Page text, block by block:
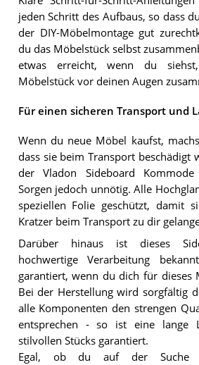
jeden Schritt des Aufbaus, so dass
der DIY-Möbelmontage gut
du das Möbelstück selbst
etwas erreicht, wenn du
Möbelstück vor deinen Augen
Für einen sicheren Transport und
Wenn du neue Möbel kaufst,
dass sie beim Transport beschädigt
der Vladon Sideboard
Sorgen jedoch unnötig. Alle
speziellen Folie geschützt, damit
Kratzer beim Transport zu dir
Darüber hinaus ist dieses
hochwertige Verarbeitung
garantiert, wenn du dich für dieses
Bei der Herstellung wird sorgfältig
alle Komponenten den strengen
entsprechen - so ist eine lange
stilvollen Stücks garantiert.
Egal, ob du auf der Suche